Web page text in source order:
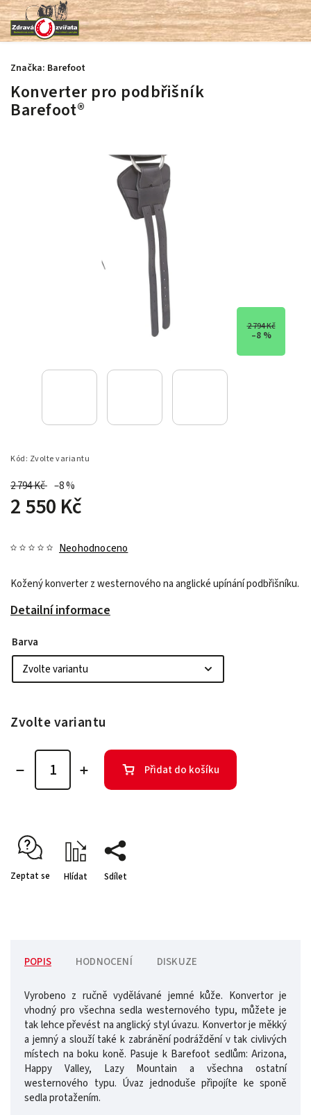
Konverter pro podbřišník
Barefoot®
2 794 Kč
–8 %
Kód: Zvolte variantu
2 794 Kč –8 %
2 550 Kč
Neohodnoceno
Kožený konverter z westernového na anglické upínání podbřišníku.
Detailní informace
Značka: Barefoot
Barva
Zvolte variantu
Přidat do košíku
Zeptat se Hlídat Sdílet
POPIS HODNOCENÍ DISKUZE
Vyrobeno z ručně vydělávané jemné kůže. Konvertor je
vhodný pro všechna sedla westernového typu, můžete je
tak lehce převést na anglický styl úvazu. Konvertor je měkký
a jemný a slouží také k zabránění podráždění v tak civlivých
místech na boku koně. Pasuje k Barefoot sedlům: Arizona,
Happy Valley, Lazy Mountain a všechna ostatní
westernového typu. Úvaz jednoduše připojíte ke sponě
sedla protažením.